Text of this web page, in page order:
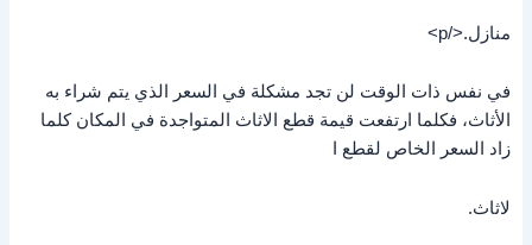
منازل.</p>
في نفس ذات الوقت لن تجد مشكلة في السعر الذي يتم شراء به
الأثاث، فكلما ارتفعت قيمة قطع الاثاث المتواجدة في المكان كلما
زاد السعر الخاص لقطع ا
لاثاث.